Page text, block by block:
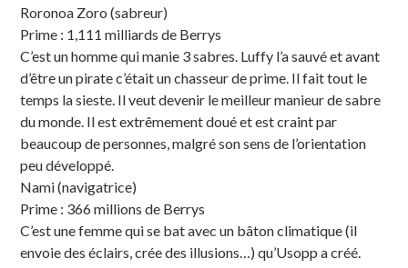
Roronoa Zoro (sabreur)
Prime : 1,111 milliards de Berrys
C’est un homme qui manie 3 sabres. Luffy l’a sauvé et avant
d’être un pirate c’était un chasseur de prime. Il fait tout le
temps la sieste. Il veut devenir le meilleur manieur de sabre
du monde. Il est extrêmement doué et est craint par
beaucoup de personnes, malgré son sens de l’orientation
peu développé.
Nami (navigatrice)
Prime : 366 millions de Berrys
C’est une femme qui se bat avec un bâton climatique (il
envoie des éclairs, crée des illusions…) qu’Usopp a créé.